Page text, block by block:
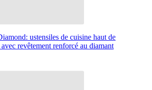
ustensiles de cuisine haut de
avec revêtement renforcé au diamant